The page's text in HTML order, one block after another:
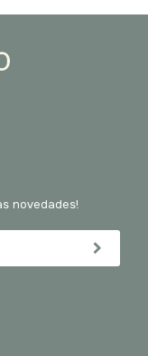
novedades!